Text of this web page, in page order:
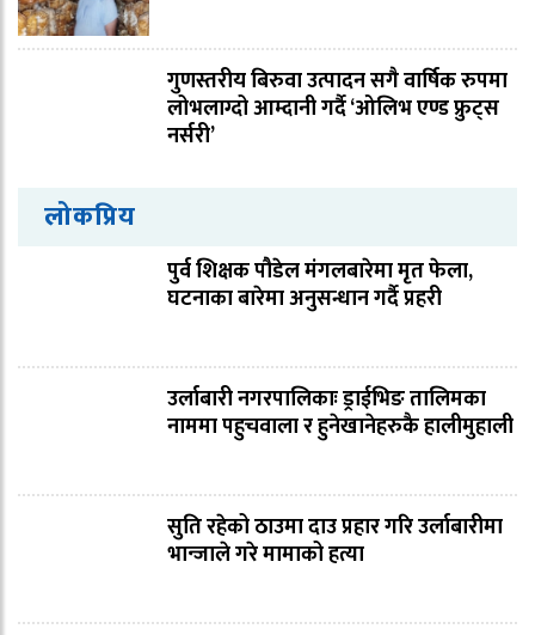
गुणस्तरीय बिरुवा उत्पादन सगै वार्षिक रुपमा
लोभलाग्दो आम्दानी गर्दै ‘ओलिभ एण्ड फ्रुट्स
नर्सरी’
लोकप्रिय
पुर्व शिक्षक पौडेल मंगलबारेमा मृत फेला,
घटनाका बारेमा अनुसन्धान गर्दै प्रहरी
उर्लाबारी नगरपालिकाः ड्राईभिङ तालिमका
नाममा पहुचवाला र हुनेखानेहरुकै हालीमुहाली
सुति रहेको ठाउमा दाउ प्रहार गरि उर्लाबारीमा
भान्जाले गरे मामाको हत्या